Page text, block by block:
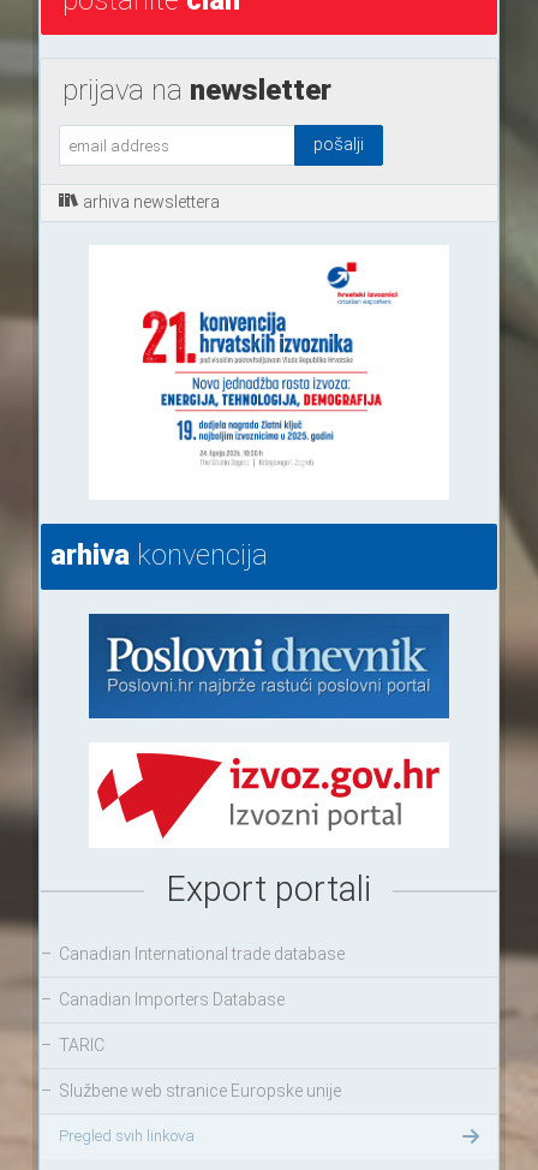
prijava na newsletter
arhiva newslettera
arhivakonvencija
Export portali
– Canadian International trade database
– Canadian Importers Database
– TARIC
– Službene web stranice Europske unije
Pregled svih linkova